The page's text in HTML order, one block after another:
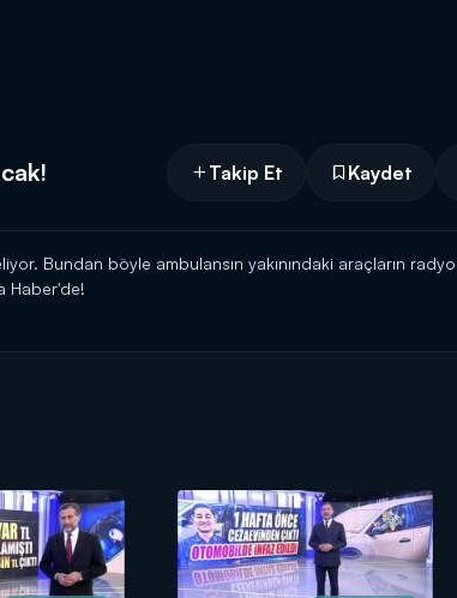
Takip Et Kaydet
Bundan böyle ambulansın yakınındaki araçların
Haber'de!